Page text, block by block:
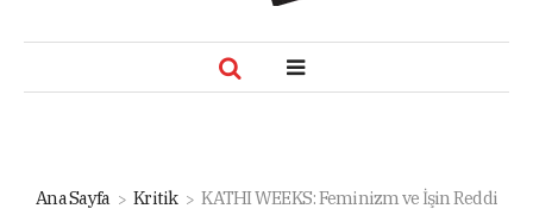
Ana Sayfa Kritik KATHI WEEKS: Feminizm ve İşin Reddi